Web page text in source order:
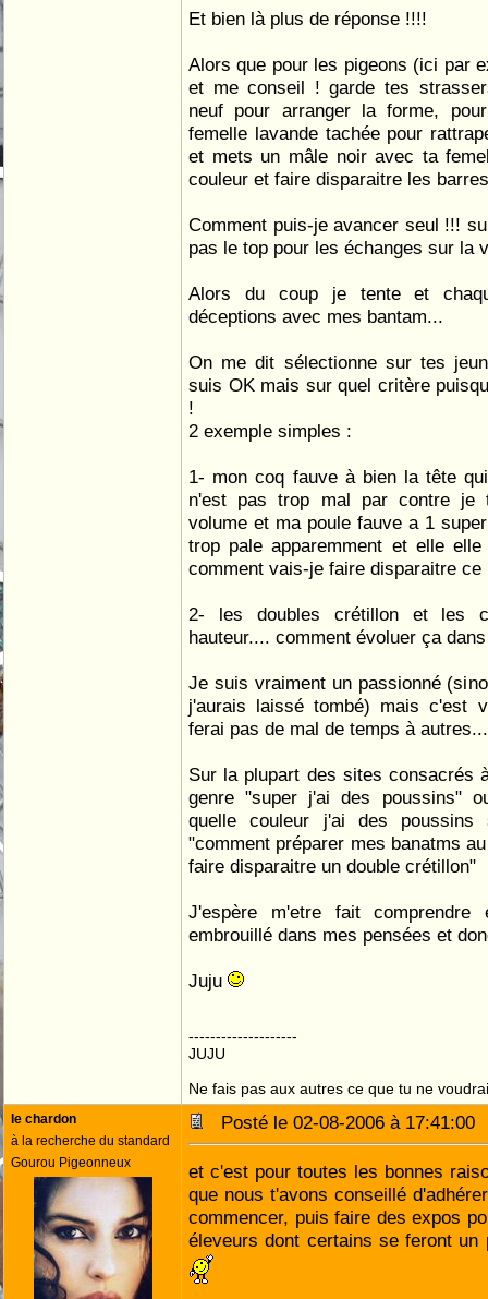
Et bien là plus de réponse !!!!
Alors que pour les pigeons (ici par
et me conseil ! garde tes
neuf pour arranger la forme,
femelle lavande tachée pour
et mets un mâle noir avec ta
couleur et faire disparaitre les
Comment puis-je avancer seul !!!
pas le top pour les échanges sur la
Alors du coup je tente et
déceptions avec mes bantam...
On me dit sélectionne sur tes
suis OK mais sur quel critère
!
2 exemple simples :
1- mon coq fauve à bien la tête
n'est pas trop mal par contre je
volume et ma poule fauve a 1
trop pale apparemment et elle
comment vais-je faire disparaitre ce
2- les doubles crétillon et les
hauteur.... comment évoluer ça
Je suis vraiment un passionné
j'aurais laissé tombé) mais c'est
ferai pas de mal de temps à
Sur la plupart des sites consacrés
genre "super j'ai des poussins"
quelle couleur j'ai des poussins
"comment préparer mes banatms
faire disparaitre un double crétillon"
J'espère m'etre fait
embrouillé dans mes pensées et
Juju
--------------------
JUJU
Ne fais pas aux autres ce que tu ne
le chardon
à la recherche du standard
Gourou Pigeonneux
Posté le 02-08-2006 à
et c'est pour toutes les bonnes
que nous t'avons conseillé
commencer, puis faire des expos
éleveurs dont certains se feront